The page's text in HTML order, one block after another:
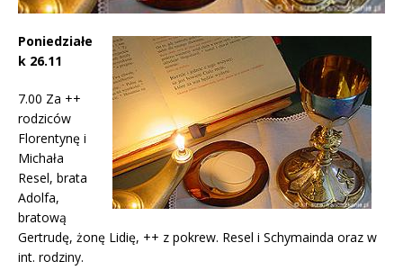
Poniedziałe
k 26.11
7.00 Za ++
rodziców
Florentynę i
Michała
Resel, brata
Adolfa,
bratową
Gertrudę, żonę Lidię, ++ z pokrew. Resel i Schymainda oraz w
int. rodziny.